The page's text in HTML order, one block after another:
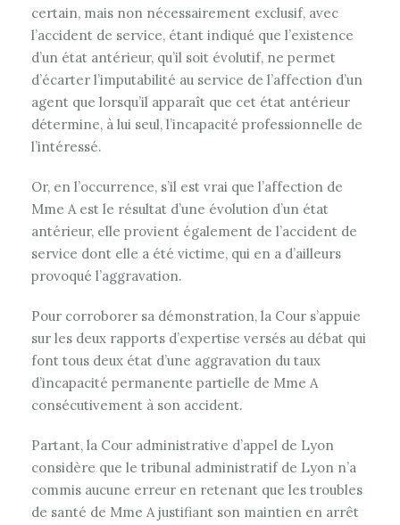
certain, mais non nécessairement exclusif, avec
l’accident de service, étant indiqué que l’existence
d’un état antérieur, qu’il soit évolutif, ne permet
d’écarter l’imputabilité au service de l’affection d’un
agent que lorsqu’il apparaît que cet état antérieur
détermine, à lui seul, l’incapacité professionnelle de
l’intéressé.
Or, en l’occurrence, s’il est vrai que l’affection de
Mme A est le résultat d’une évolution d’un état
antérieur, elle provient également de l’accident de
service dont elle a été victime, qui en a d’ailleurs
provoqué l’aggravation.
Pour corroborer sa démonstration, la Cour s’appuie
sur les deux rapports d’expertise versés au débat qui
font tous deux état d’une aggravation du taux
d’incapacité permanente partielle de Mme A
consécutivement à son accident.
Partant, la Cour administrative d’appel de Lyon
considère que le tribunal administratif de Lyon n’a
commis aucune erreur en retenant que les troubles
de santé de Mme A justifiant son maintien en arrêt